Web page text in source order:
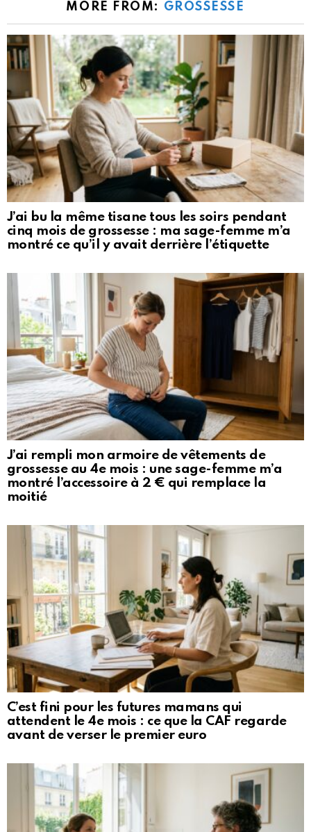
MORE FROM: GROSSESSE
J’ai bu la même tisane tous les soirs pendant
cinq mois de grossesse : ma sage-femme m’a
montré ce qu’il y avait derrière l’étiquette
J’ai rempli mon armoire de vêtements de
grossesse au 4e mois : une sage-femme m’a
montré l’accessoire à 2 € qui remplace la
moitié
C’est fini pour les futures mamans qui
attendent le 4e mois : ce que la CAF regarde
avant de verser le premier euro